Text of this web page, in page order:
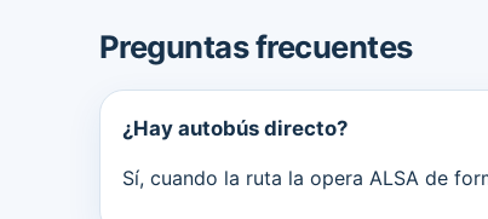
Preguntas frecuentes
¿Hay autobús directo?
Sí, cuando la ruta la opera ALSA de